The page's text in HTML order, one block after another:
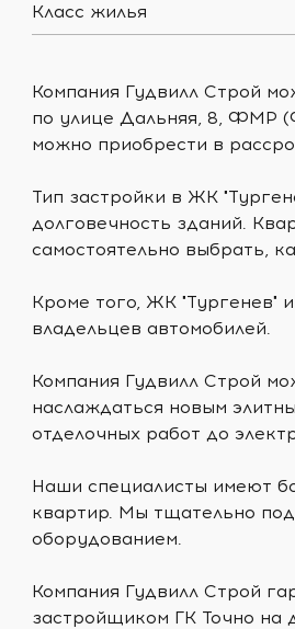
Класс жилья
Компания Гудвилл Строй
по улице Дальняя, 8, ФМР
можно приобрести в
Тип застройки в ЖК
долговечность зданий.
самостоятельно выбрать,
Кроме того, ЖК "Тургенев"
владельцев автомобилей.
Компания Гудвилл Строй
наслаждаться новым
отделочных работ до
Наши специалисты имеют
квартир. Мы тщательно
оборудованием.
Компания Гудвилл Строй
застройщиком ГК Точно на